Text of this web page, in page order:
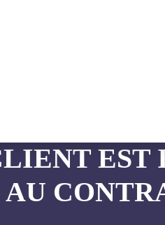
EST